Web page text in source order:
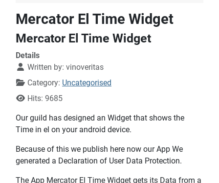
Mercator El Time Widget
Mercator El Time Widget
Details
Written by: vinoveritas
Category: Uncategorised
Hits: 9685
Our guild has designed an Widget that shows the
Time in el on your android device.
Because of this we publish here now our App We
generated a Declaration of User Data Protection.
The App Mercator El Time Widget gets its Data from a